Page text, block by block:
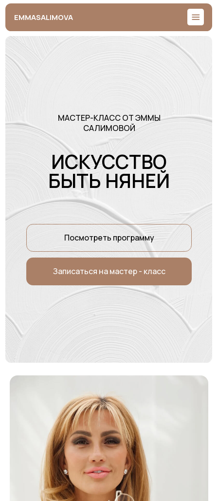
EMMASALIMOVA
ИСКУССТВО
БЫТЬ НЯНЕЙ
Посмотреть программу
Записаться на мастер - класс